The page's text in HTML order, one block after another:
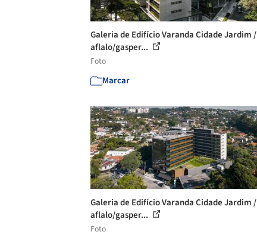
Galeria de Edifício Varanda Cidade Jardim /
aflalo/gasper...
Foto
Marcar
Galeria de Edifício Varanda Cidade Jardim /
aflalo/gasper...
Foto